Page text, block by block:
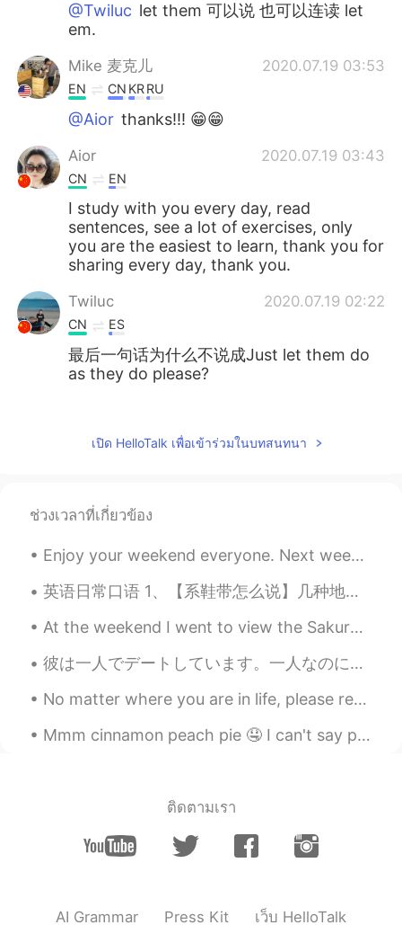
@Twiluc let them 可以说 也可以连读 let
em.
Mike 麦克儿 2020.07.19 03:53
EN CN KRRU
@Aior thanks!!! 😁😁
Aior 2020.07.19 03:43
CN EN
I study with you every day, read
sentences, see a lot of exercises, only
you are the easiest to learn, thank you for
sharing every day, thank you.
Twiluc 2020.07.19 02:22
CN ES
最后一句话为什么不说成Just let them do
as they do please?
CN FR
非常有用👏👏
เปิด HelloTalk เพื่อเข้าร่วมในบทสนทนา
ช่วงเวลาที่เกี่ยวข้อง
Enjoy your weekend everyone. Next weekend I’ll finally be able to go out and explore my new home,...
英语日常口语 1、【系鞋带怎么说】几种地道表达方式：1. tie one's shoes；2. lace up one's shoes； 2、1. You mean the world to...
At the weekend I went to view the Sakura in Japan for the first time with my friends! Did you go ...
彼は一人でデートしています。一人なのに、ワインを２つ頼んで周りの人がグスグス笑った。ずっと一人だったので店長は可哀想だと思って相手のご飯を無料にしようとしたが彼は断った。 実際に彼は一人じゃな...
No matter where you are in life, please remember to tell yourself that the scenery ahead is still...
Mmm cinnamon peach pie 🤤 I can't say peach is my favorite fruit, but in a pie with cinnamon is a...
ติดตามเรา
AI Grammar Press Kit เว็บ HelloTalk